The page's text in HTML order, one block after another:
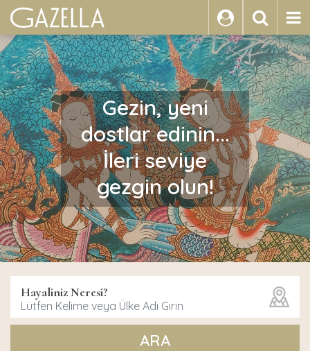
ARA
Gezin, yeni
dostlar edinin...
İleri seviye
gezgin olun!
Hayaliniz Neresi?
ARA